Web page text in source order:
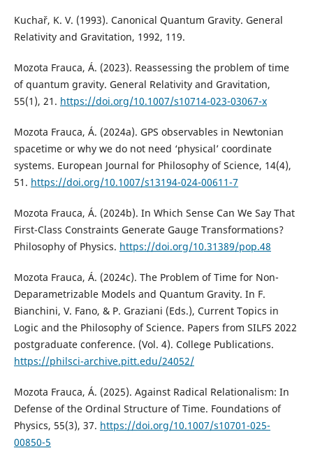
Kuchař, K. V. (1993). Canonical Quantum Gravity. General
Relativity and Gravitation, 1992, 119.
Mozota Frauca, Á. (2023). Reassessing the problem of time
of quantum gravity. General Relativity and Gravitation,
55(1), 21. https://doi.org/10.1007/s10714-023-03067-x
Mozota Frauca, Á. (2024a). GPS observables in Newtonian
spacetime or why we do not need ‘physical’ coordinate
systems. European Journal for Philosophy of Science, 14(4),
51. https://doi.org/10.1007/s13194-024-00611-7
Mozota Frauca, Á. (2024b). In Which Sense Can We Say That
First-Class Constraints Generate Gauge Transformations?
Philosophy of Physics. https://doi.org/10.31389/pop.48
Mozota Frauca, Á. (2024c). The Problem of Time for Non-
Deparametrizable Models and Quantum Gravity. In F.
Bianchini, V. Fano, & P. Graziani (Eds.), Current Topics in
Logic and the Philosophy of Science. Papers from SILFS 2022
postgraduate conference. (Vol. 4). College Publications.
https://philsci-archive.pitt.edu/24052/
Mozota Frauca, Á. (2025). Against Radical Relationalism: In
Defense of the Ordinal Structure of Time. Foundations of
Physics, 55(3), 37. https://doi.org/10.1007/s10701-025-
00850-5